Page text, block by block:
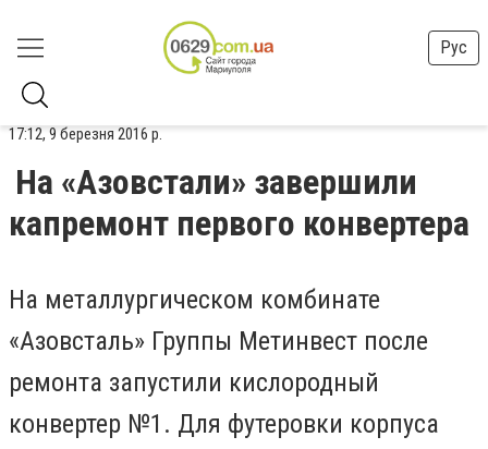
Рус
17:12, 9 березня 2016 р.
На «Азовстали» завершили
капремонт первого конвертера
На металлургическом комбинате
«Азовсталь» Группы Метинвест после
ремонта запустили кислородный
конвертер №1. Для футеровки корпуса